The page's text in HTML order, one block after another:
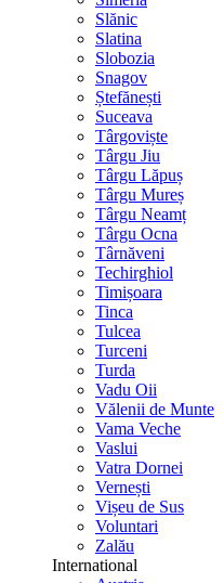
Slănic
Slatina
Slobozia
Snagov
Ștefănești
Suceava
Târgoviște
Târgu Jiu
Târgu Lăpuș
Târgu Mureș
Târgu Neamț
Târgu Ocna
Târnăveni
Techirghiol
Timișoara
Tinca
Tulcea
Turceni
Turda
Vadu Oii
Vălenii de Munte
Vama Veche
Vaslui
Vatra Dornei
Vernești
Vișeu de Sus
Voluntari
Zalău
International